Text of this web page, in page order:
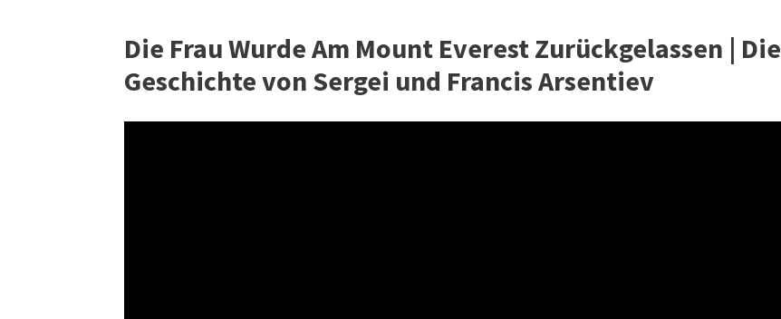
Die Frau Wurde Am Mount Everest Zurückgelassen | Die
Geschichte von Sergei und Francis Arsentiev